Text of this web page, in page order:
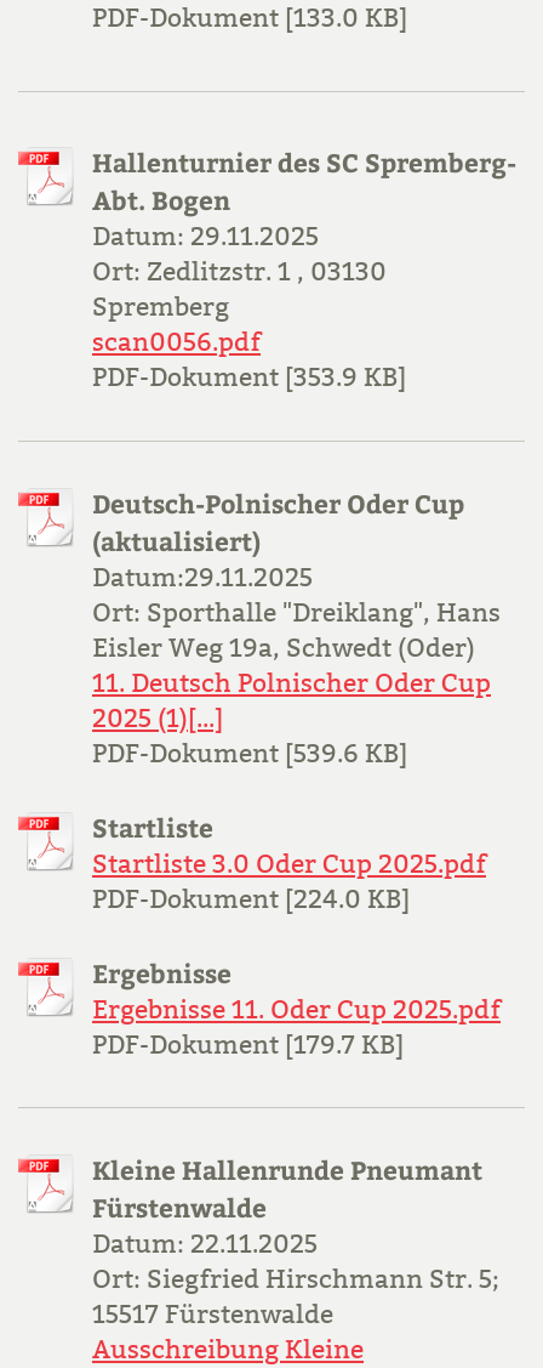
PDF-Dokument [133.0 KB]
Hallenturnier des SC Spremberg-
Abt. Bogen
Datum: 29.11.2025
Ort: Zedlitzstr. 1 , 03130
Spremberg
scan0056.pdf
PDF-Dokument [353.9 KB]
Deutsch-Polnischer Oder Cup
(aktualisiert)
Datum:29.11.2025
Ort: Sporthalle "Dreiklang", Hans
Eisler Weg 19a, Schwedt (Oder)
11. Deutsch Polnischer Oder Cup
2025 (1)[...]
PDF-Dokument [539.6 KB]
Startliste
Startliste 3.0 Oder Cup 2025.pdf
PDF-Dokument [224.0 KB]
Ergebnisse
Ergebnisse 11. Oder Cup 2025.pdf
PDF-Dokument [179.7 KB]
Kleine Hallenrunde Pneumant
Fürstenwalde
Datum: 22.11.2025
Ort: Siegfried Hirschmann Str. 5;
15517 Fürstenwalde
Ausschreibung Kleine